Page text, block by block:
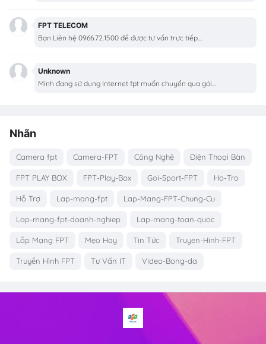
FPT TELECOM
Bạn Liên hệ 0966.72.1500 để được tư vấn trực tiếp....
Unknown
Mình đang sử dụng Internet fpt muốn chuyển qua gói...
Nhãn
Camera fpt Camera-FPT Công Nghệ Điện Thoại Bàn
FPT PLAY BOX FPT-Play-Box Goi-Sport-FPT Ho-Tro
Hỗ Trợ Lap-mang-fpt Lap-Mang-FPT-Chung-Cu
Lap-mang-fpt-doanh-nghiep Lap-mang-toan-quoc
Lắp Mạng FPT Mẹo Hay Tin Tức Truyen-Hinh-FPT
Truyền Hình FPT Tư Vấn IT Video-Bong-da